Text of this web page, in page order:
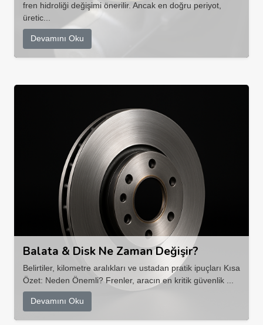
fren hidroliği değişimi önerilir. Ancak en doğru periyot,
üretic...
Devamını Oku
Balata & Disk Ne Zaman Değişir?
Belirtiler, kilometre aralıkları ve ustadan pratik ipuçları Kısa
Özet: Neden Önemli? Frenler, aracın en kritik güvenlik ...
Devamını Oku